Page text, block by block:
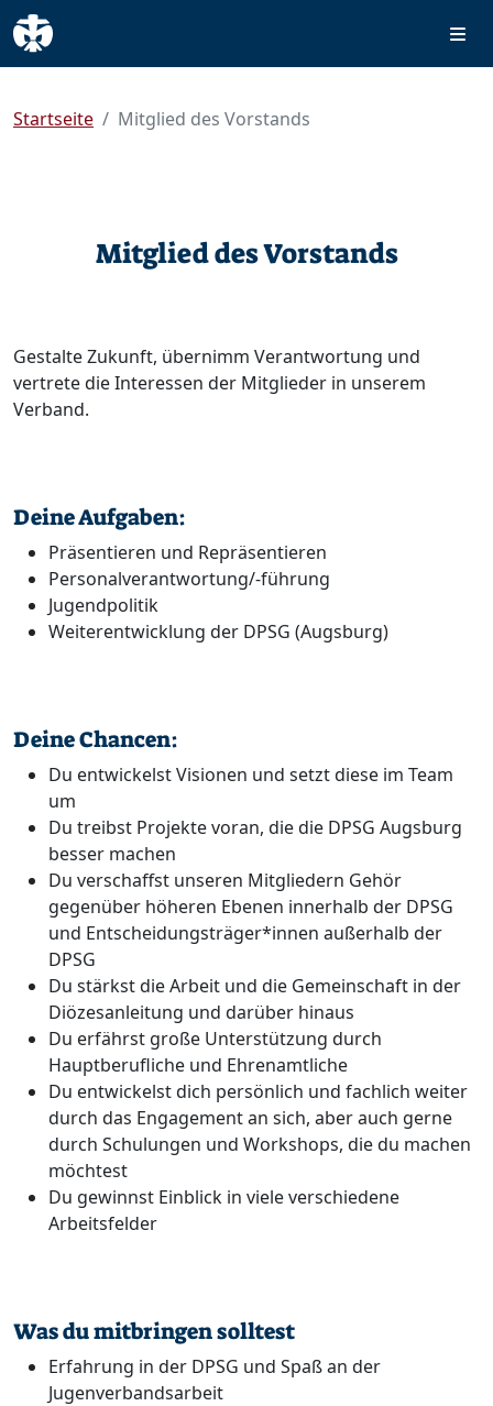
Startseite Mitglied des Vorstands
Mitglied des Vorstands
Gestalte Zukunft, übernimm Verantwortung und
vertrete die Interessen der Mitglieder in unserem
Verband.
Deine Aufgaben:
Präsentieren und Repräsentieren
Personalverantwortung/-führung
Jugendpolitik
Weiterentwicklung der DPSG (Augsburg)
Deine Chancen:
Du entwickelst Visionen und setzt diese im Team
um
Du treibst Projekte voran, die die DPSG Augsburg
besser machen
Du verschaffst unseren Mitgliedern Gehör
gegenüber höheren Ebenen innerhalb der DPSG
und Entscheidungsträger*innen außerhalb der
DPSG
Du stärkst die Arbeit und die Gemeinschaft in der
Diözesanleitung und darüber hinaus
Du erfährst große Unterstützung durch
Hauptberufliche und Ehrenamtliche
Du entwickelst dich persönlich und fachlich weiter
durch das Engagement an sich, aber auch gerne
durch Schulungen und Workshops, die du machen
möchtest
Du gewinnst Einblick in viele verschiedene
Arbeitsfelder
Was du mitbringen solltest
Erfahrung in der DPSG und Spaß an der
Jugenverbandsarbeit